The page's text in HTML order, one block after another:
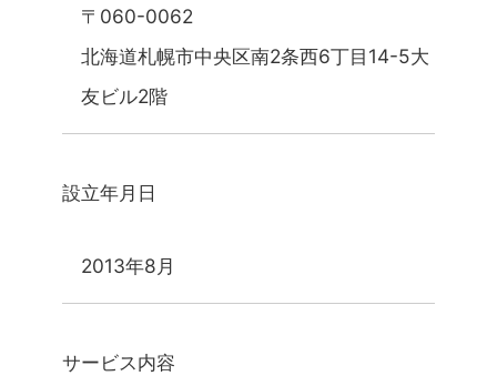
〒060-0062
北海道札幌市中央区南2条西6丁目14-5大
友ビル2階
設立年月日
2013年8月
サービス内容